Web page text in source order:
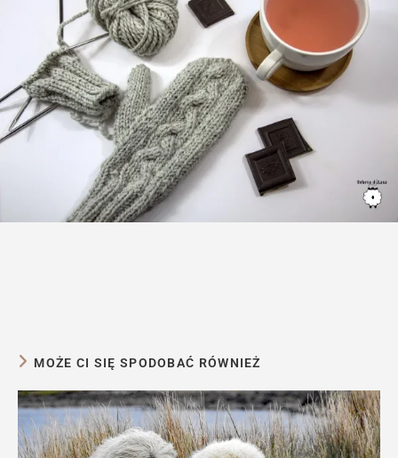
MOŻE CI SIĘ SPODOBAĆ RÓWNIEŻ